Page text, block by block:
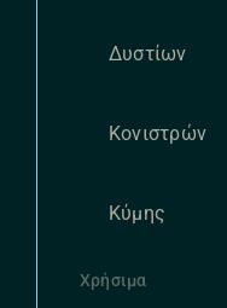
Δυστίων
Κονιστρών
Κύμης
Χρήσιμα